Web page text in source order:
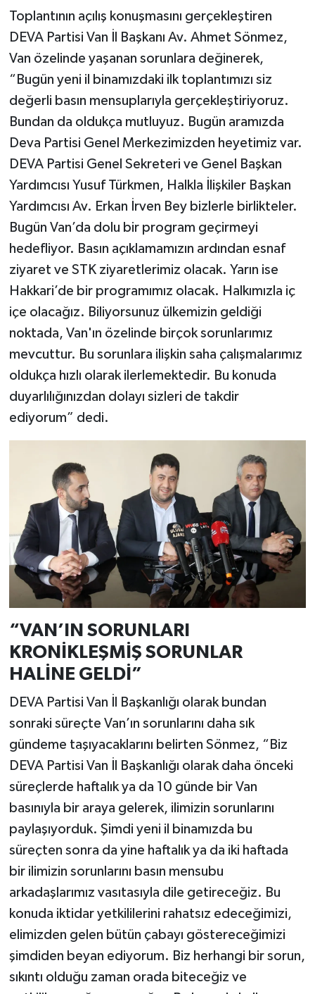
Toplantının açılış konuşmasını gerçekleştiren
DEVA Partisi Van İl Başkanı Av. Ahmet Sönmez,
Van özelinde yaşanan sorunlara değinerek,
“Bugün yeni il binamızdaki ilk toplantımızı siz
değerli basın mensuplarıyla gerçekleştiriyoruz.
Bundan da oldukça mutluyuz. Bugün aramızda
Deva Partisi Genel Merkezimizden heyetimiz var.
DEVA Partisi Genel Sekreteri ve Genel Başkan
Yardımcısı Yusuf Türkmen, Halkla İlişkiler Başkan
Yardımcısı Av. Erkan İrven Bey bizlerle birlikteler.
Bugün Van’da dolu bir program geçirmeyi
hedefliyor. Basın açıklamamızın ardından esnaf
ziyaret ve STK ziyaretlerimiz olacak. Yarın ise
Hakkari’de bir programımız olacak. Halkımızla iç
içe olacağız. Biliyorsunuz ülkemizin geldiği
noktada, Van'ın özelinde birçok sorunlarımız
mevcuttur. Bu sorunlara ilişkin saha çalışmalarımız
oldukça hızlı olarak ilerlemektedir. Bu konuda
duyarlılığınızdan dolayı sizleri de takdir
ediyorum” dedi.
“VAN’IN SORUNLARI
KRONİKLEŞMİŞ SORUNLAR
HALİNE GELDİ”
DEVA Partisi Van İl Başkanlığı olarak bundan
sonraki süreçte Van’ın sorunlarını daha sık
gündeme taşıyacaklarını belirten Sönmez, “Biz
DEVA Partisi Van İl Başkanlığı olarak daha önceki
süreçlerde haftalık ya da 10 günde bir Van
basınıyla bir araya gelerek, ilimizin sorunlarını
paylaşıyorduk. Şimdi yeni il binamızda bu
süreçten sonra da yine haftalık ya da iki haftada
bir ilimizin sorunlarını basın mensubu
arkadaşlarımız vasıtasıyla dile getireceğiz. Bu
konuda iktidar yetkililerini rahatsız edeceğimizi,
elimizden gelen bütün çabayı göstereceğimizi
şimdiden beyan ediyorum. Biz herhangi bir sorun,
sıkıntı olduğu zaman orada biteceğiz ve